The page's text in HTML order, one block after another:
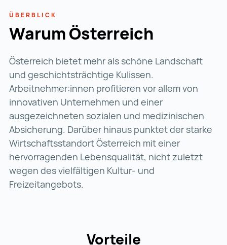
ÜBERBLICK
Warum Österreich
Österreich bietet mehr als schöne Landschaft
und geschichtsträchtige Kulissen.
Arbeitnehmer:innen profitieren vor allem von
innovativen Unternehmen und einer
ausgezeichneten sozialen und medizinischen
Absicherung. Darüber hinaus punktet der starke
Wirtschaftsstandort Österreich mit einer
hervorragenden Lebensqualität, nicht zuletzt
wegen des vielfältigen Kultur- und
Freizeitangebots.
Vorteile